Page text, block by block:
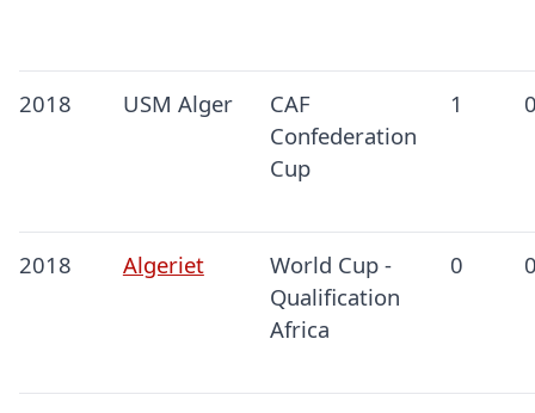
2018 USM Alger
CAF
Confederation
Cup
1
2018 Algeriet
World Cup -
Qualification
Africa
0